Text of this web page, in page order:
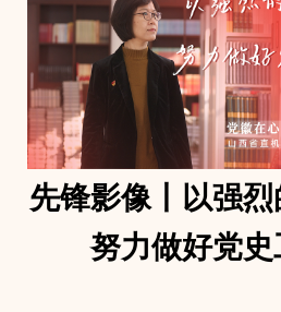
先锋影像丨以强
努力做好党史